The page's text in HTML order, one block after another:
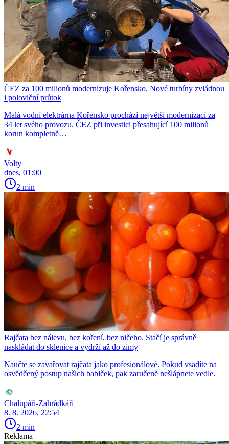
ČEZ za 100 milionů modernizuje Kořensko. Nové turbíny zvládnou
i poloviční průtok
Malá vodní elektrárna Kořensko prochází největší modernizací za
34 let svého provozu. ČEZ při investici přesahující 100 milionů
korun kompletně…
Volty
dnes, 01:00
2 min
Rajčata bez nálevu, bez koření, bez ničeho. Stačí je správně
naskládat do sklenice a vydrží až do zimy
Naučte se zavařovat rajčata jako profesionálové. Pokud vsadíte na
osvědčený postup našich babiček, pak zaručeně nešlápnete vedle.
Chalupáři-Zahrádkáři
8. 8. 2026, 22:54
2 min
Reklama